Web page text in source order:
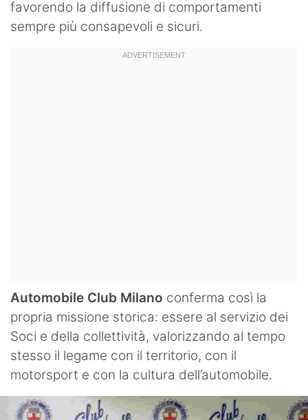
favorendo la diffusione di comportamenti
sempre più consapevoli e sicuri.
Automobile Club Milano conferma così la
propria missione storica: essere al servizio dei
Soci e della collettività, valorizzando al tempo
stesso il legame con il territorio, con il
motorsport e con la cultura dell’automobile.